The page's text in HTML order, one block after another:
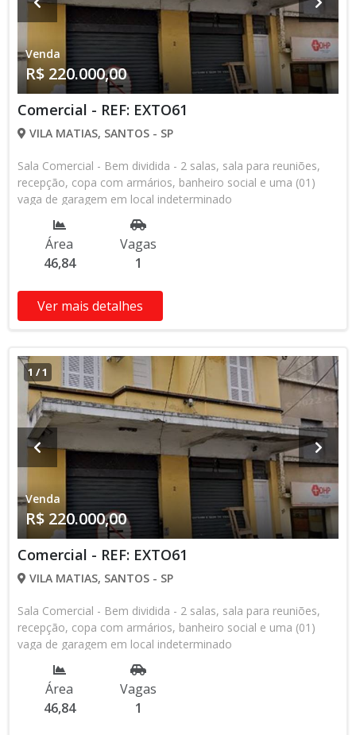
Venda
R$ 220.000,00
Comercial - REF: EXTO61
VILA MATIAS, SANTOS - SP
Sala Comercial - Bem dividida - 2 salas, sala para reuniões,
recepção, copa com armários, banheiro social e uma (01)
vaga de garagem em local indeterminado
Área
46,84
Vagas
1
Ver mais detalhes
1 /1
Venda
R$ 220.000,00
Comercial - REF: EXTO61
VILA MATIAS, SANTOS - SP
Sala Comercial - Bem dividida - 2 salas, sala para reuniões,
recepção, copa com armários, banheiro social e uma (01)
vaga de garagem em local indeterminado
Área
46,84
Vagas
1